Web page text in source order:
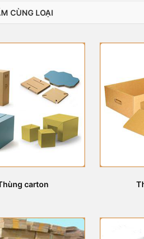
CÙNG LOẠI
carton